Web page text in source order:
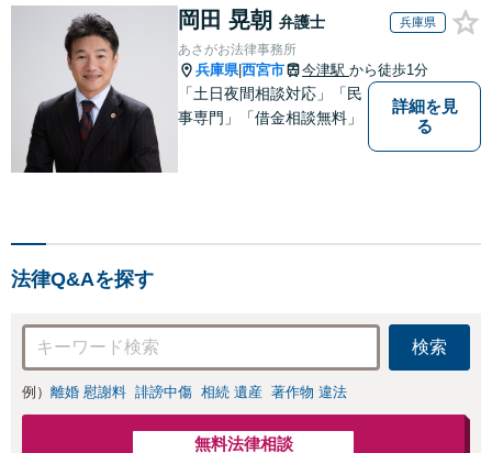
の海外留学・出向経験もあ
るため、現地文化を踏まえ
たきめ細かなアドバイスが
可能です。
岡田 晃朝 弁護士 兵庫県
あさがお法律事務所
兵庫県|西宮市 今津駅 から徒歩1分
「土日夜間相談対応」「民
事専門」「借金相談無料」
詳細を見
る
法律Q&Aを探す
検索
例） 離婚 慰謝料 誹謗中傷 相続 遺産 著作物 違法
無料法律相談